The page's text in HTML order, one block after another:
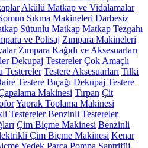
Akülü Matkap ve Vidalamalar
Sıkma Makineleri Darbesiz
Sütunlu Matkap Matkap Tezgahı
ve Polisaj Zımpara Makineleri
Zımpara Kağıdı ve Aksesuarları
Dekupaj Testereler Çok Amaçlı
Testere Aksesuarları Tilki
Testere Bıçağı Dekupaj Testere
Makinesi Tırpan Çit
Yaprak Toplama Makinesi
Testereler Benzinli Testereler
Çim Biçme Makinesi Benzinli
Çim Biçme Makinesi Kenar
Yedek Parça Pompa Santrifüj